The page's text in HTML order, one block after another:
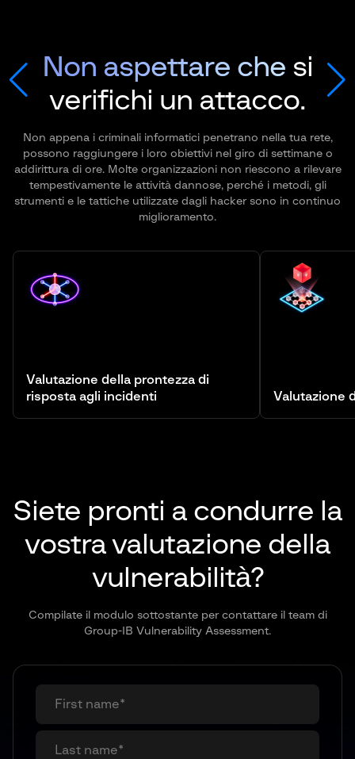
Non aspettare che si
verifichi un attacco.
Non appena i criminali informatici penetrano nella tua rete,
possono raggiungere i loro obiettivi nel giro di settimane o
addirittura di ore. Molte organizzazioni non riescono a rilevare
tempestivamente le attività dannose, perché i metodi, gli
strumenti e le tattiche utilizzate dagli hacker sono in continuo
miglioramento.
Valutazione della prontezza di
risposta agli incidenti
Valutazione
Siete pronti a condurre la
vostra valutazione della
vulnerabilità?
Compilate il modulo sottostante per contattare il team di
Group-IB Vulnerability Assessment.